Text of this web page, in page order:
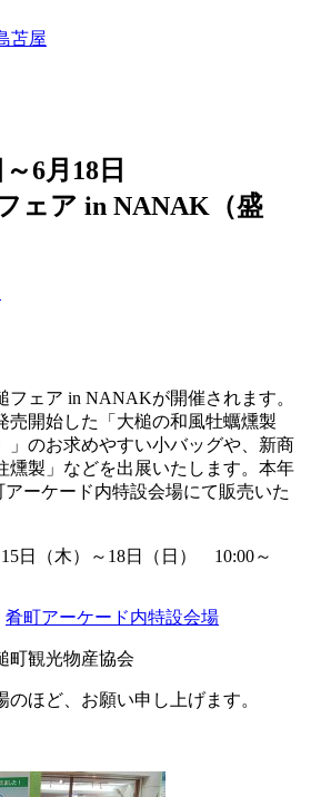
6月18日
ェア in NANAK（盛
フェア in NANAKが開催されます。
売開始した「大槌の和風牡蠣燻製
」のお求めやすい小バッグや、新商
燻製」などを出展いたします。本年
ーケード内特設会場にて販売いた
日（木）～18日（日） 10:00～
肴町アーケード内特設会場
観光物産協会
ほど、お願い申し上げます。